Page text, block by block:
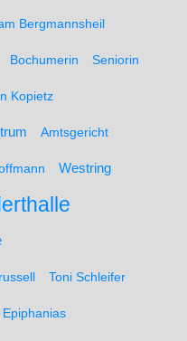
Bergmannsheil
Bochumerin Seniorin
Kopietz
Amtsgericht
Westring
Toni Schleifer
Epiphanias